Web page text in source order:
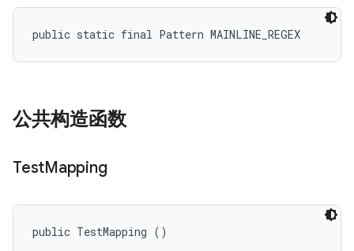
public static final Pattern MAINLINE_REGEX
公共构造函数
TestMapping
public TestMapping ()